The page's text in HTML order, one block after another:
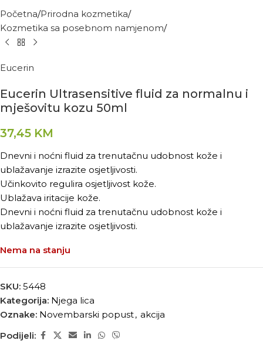
Početna Prirodna kozmetika
Kozmetika sa posebnom namjenom
Eucerin
Eucerin Ultrasensitive fluid za normalnu i
mješovitu kozu 50ml
37,45 KM
Dnevni i noćni fluid za trenutačnu udobnost kože i
ublažavanje izrazite osjetljivosti.
Učinkovito regulira osjetljivost kože.
Ublažava iritacije kože.
Dnevni i noćni fluid za trenutačnu udobnost kože i
ublažavanje izrazite osjetljivosti.
Nema na stanju
SKU: 5448
Kategorija: Njega lica
Oznake: Novembarski popust, akcija
Podijeli: